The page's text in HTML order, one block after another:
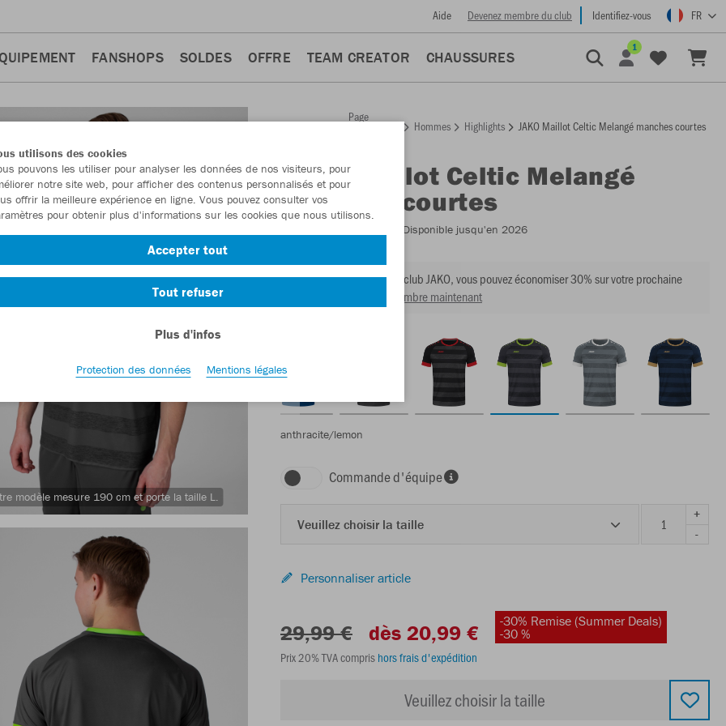
Aide Devenez membre du club Identifiez-vous FR
FANSHOPS SOLDES OFFRE TEAM CREATOR CHAUSSURES
1
modèle mesure 190 cm et porte la taille L.
Retour
Page
Hommes Highlights JAKO Maillot Celtic Melangé manches courtes
JAKO Maillot Celtic Melangé
manches courtes
- Disponible jusqu'en 2026
En tant que membre du club JAKO, vous pouvez économiser 30% sur votre prochaine
Devenir membre maintenant
anthracite/lemon
Commande d'équipe
Veuillez choisir la taille
+
-
Personnaliser article
29,99 € dès 20,99 €
-30% Remise (Summer Deals)
-30 %
Prix 20% TVA compris hors frais d'expédition
Veuillez choisir la taille
utilisons des cookies
pouvons les utiliser pour analyser les données de nos visiteurs, pour
notre site web, pour afficher des contenus personnalisés et pour
offrir la meilleure expérience en ligne. Vous pouvez consulter vos
pour obtenir plus d'informations sur les cookies que nous utilisons.
Accepter tout
Tout refuser
Plus d'infos
Protection des données Mentions légales